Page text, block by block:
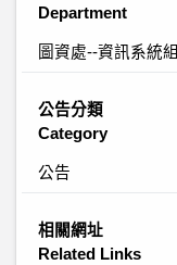
Department
圖資處--資訊系統組
公告分類
Category
公告
相關網址
Related Links